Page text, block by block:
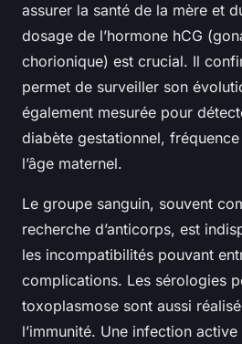
assurer la santé de la mère et
dosage de l’hormone hCG
chorionique) est crucial. Il
permet de surveiller son
également mesurée pour
diabète gestationnel,
l’âge maternel.
Le groupe sanguin, souvent
recherche d’anticorps, est
les incompatibilités pouvant
complications. Les sérologies
toxoplasmose sont aussi
l’immunité. Une infection